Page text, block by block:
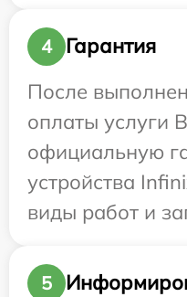
4
Гарантия
После
оплаты услуги
официальную
устройства
виды работ и
5